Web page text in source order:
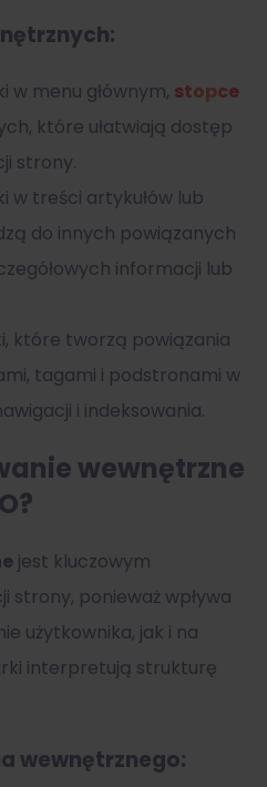
w menu głównym, stopce
które ułatwiają dostęp
strony.
w treści artykułów lub
do innych powiązanych
informacji lub
które tworzą powiązania
tagami i podstronami w
i indeksowania.
wewnętrzne
jest kluczowym
ponieważ wpływa
użytkownika, jak i na
interpretują strukturę
wewnętrznego: